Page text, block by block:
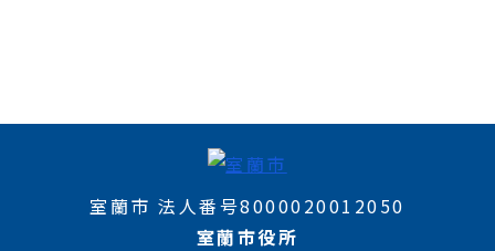
室蘭市 法人番号8000020012050
室蘭市役所